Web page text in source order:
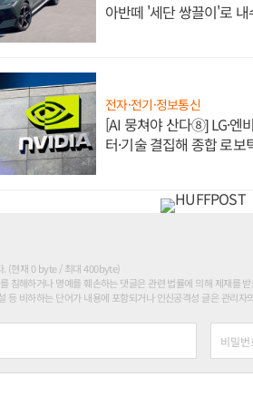
아반떼 '세단 쌍끌이'로 내
전자·전기·정보통신
[AI 뭉쳐야 산다⑧] LG·엔
터·기술 결집해 종합 로보
. (현재 0 byte / 최대 400byte)
침해하거나 명예를 훼손하는 댓글은 관련 법률에 의해 제재를
등 비하하는 단어가 내용에 포함되거나 인신공격성 글은 관리자